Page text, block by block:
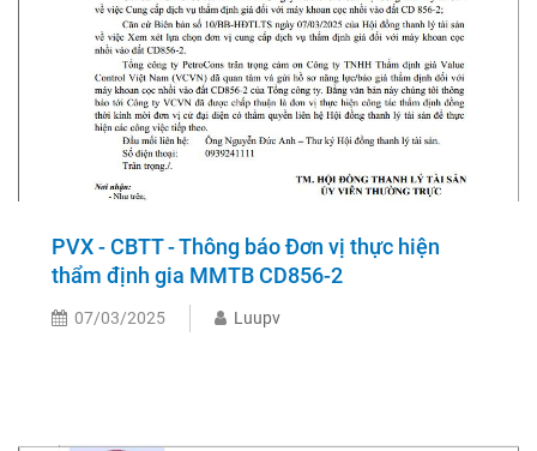
PVX - CBTT - Thông báo Đơn vị thực hiện
thẩm định gia MMTB CD856-2
07/03/2025 Luupv